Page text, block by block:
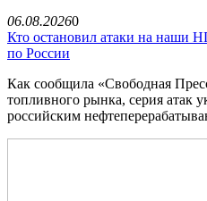
06.08.20260
Кто остановил атаки на наши
по России
Как сообщила «Свободная
топливного рынка, серия атак
российским